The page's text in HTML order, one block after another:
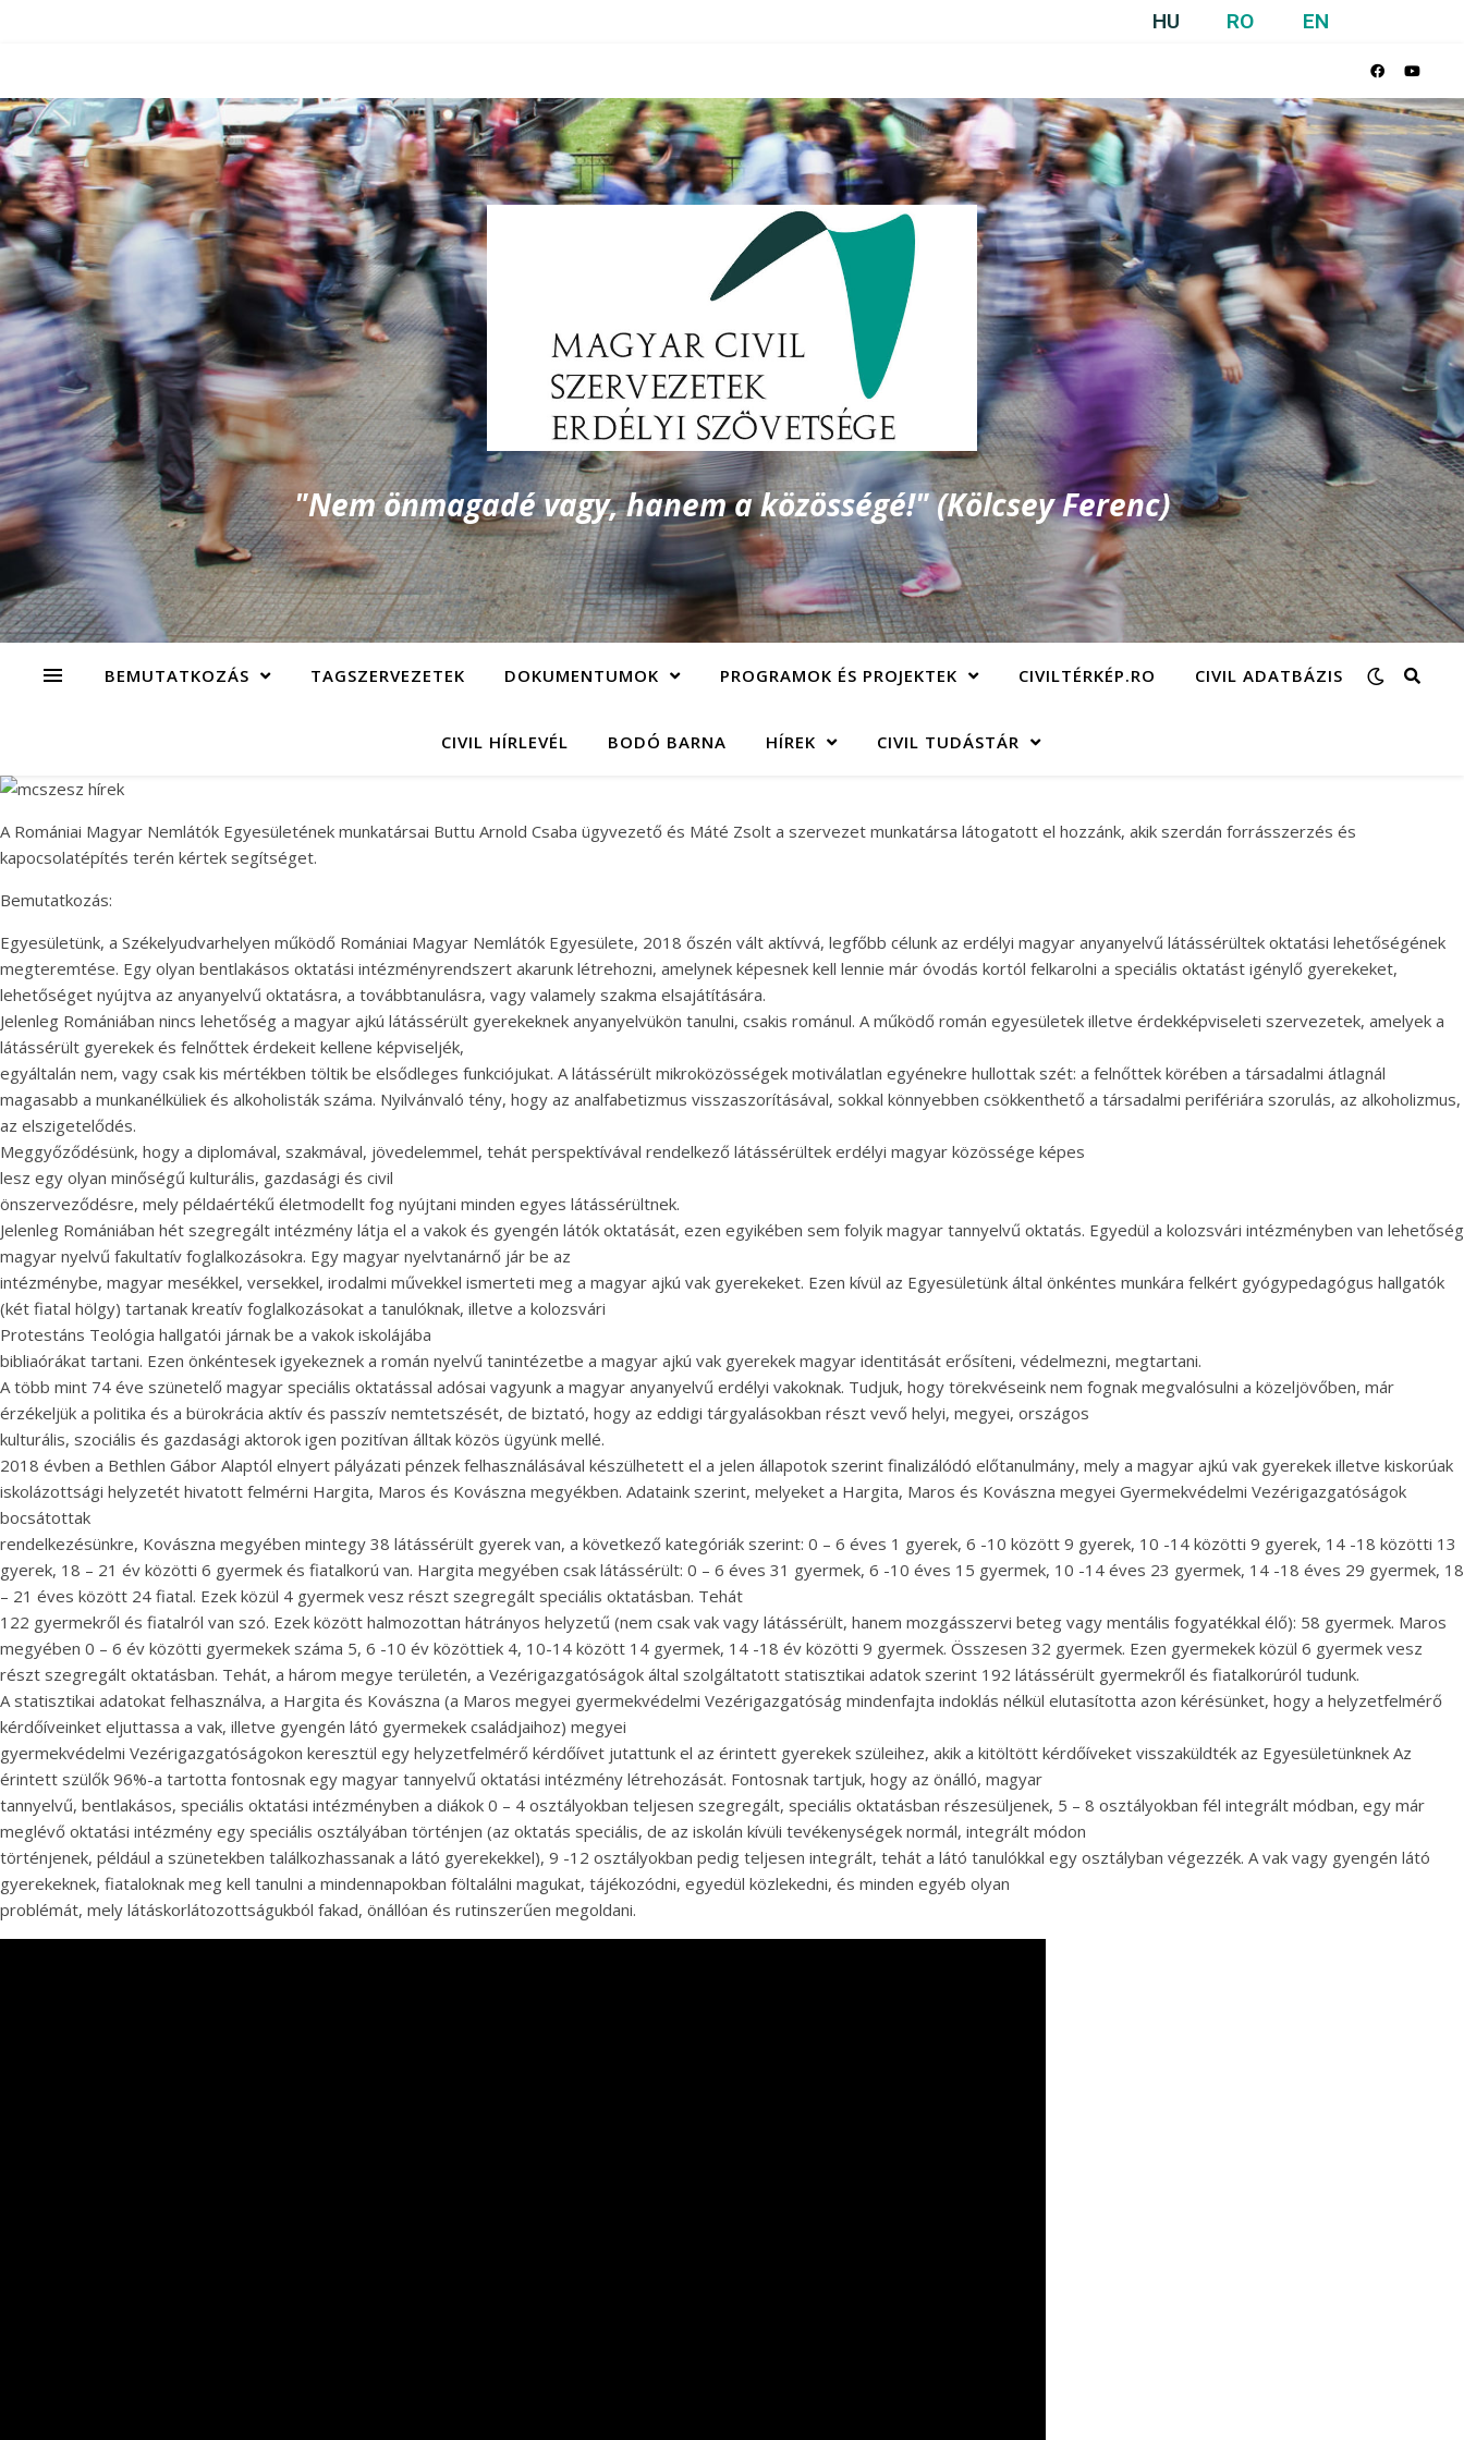
HU RO EN
"Nem önmagadé vagy, hanem a közösségé!" (Kölcsey Ferenc)
BEMUTATKOZÁS TAGSZERVEZETEK DOKUMENTUMOK PROGRAMOK ÉS PROJEKTEK CIVILTÉRKÉP.RO CIVIL ADATBÁZIS
CIVIL HÍRLEVÉL BODÓ BARNA HÍREK CIVIL TUDÁSTÁR
A Romániai Magyar Nemlátók Egyesületének munkatársai Buttu Arnold Csaba ügyvezető és Máté Zsolt a szervezet munkatársa látogatott el hozzánk, akik szerdán forrásszerzés és
kapocsolatépítés terén kértek segítséget.
Bemutatkozás:
Egyesületünk, a Székelyudvarhelyen működő Romániai Magyar Nemlátók Egyesülete, 2018 őszén vált aktívvá, legfőbb célunk az erdélyi magyar anyanyelvű látássérültek oktatási lehetőségének
megteremtése. Egy olyan bentlakásos oktatási intézményrendszert akarunk létrehozni, amelynek képesnek kell lennie már óvodás kortól felkarolni a speciális oktatást igénylő gyerekeket,
lehetőséget nyújtva az anyanyelvű oktatásra, a továbbtanulásra, vagy valamely szakma elsajátítására.
Jelenleg Romániában nincs lehetőség a magyar ajkú látássérült gyerekeknek anyanyelvükön tanulni, csakis románul. A működő román egyesületek illetve érdekképviseleti szervezetek, amelyek a
látássérült gyerekek és felnőttek érdekeit kellene képviseljék,
egyáltalán nem, vagy csak kis mértékben töltik be elsődleges funkciójukat. A látássérült mikroközösségek motiválatlan egyénekre hullottak szét: a felnőttek körében a társadalmi átlagnál
magasabb a munkanélküliek és alkoholisták száma. Nyilvánvaló tény, hogy az analfabetizmus visszaszorításával, sokkal könnyebben csökkenthető a társadalmi perifériára szorulás, az alkoholizmus,
az elszigetelődés.
Meggyőződésünk, hogy a diplomával, szakmával, jövedelemmel, tehát perspektívával rendelkező látássérültek erdélyi magyar közössége képes
lesz egy olyan minőségű kulturális, gazdasági és civil
önszerveződésre, mely példaértékű életmodellt fog nyújtani minden egyes látássérültnek.
Jelenleg Romániában hét szegregált intézmény látja el a vakok és gyengén látók oktatását, ezen egyikében sem folyik magyar tannyelvű oktatás. Egyedül a kolozsvári intézményben van lehetőség
magyar nyelvű fakultatív foglalkozásokra. Egy magyar nyelvtanárnő jár be az
intézménybe, magyar mesékkel, versekkel, irodalmi művekkel ismerteti meg a magyar ajkú vak gyerekeket. Ezen kívül az Egyesületünk által önkéntes munkára felkért gyógypedagógus hallgatók
(két fiatal hölgy) tartanak kreatív foglalkozásokat a tanulóknak, illetve a kolozsvári
Protestáns Teológia hallgatói járnak be a vakok iskolájába
bibliaórákat tartani. Ezen önkéntesek igyekeznek a román nyelvű tanintézetbe a magyar ajkú vak gyerekek magyar identitását erősíteni, védelmezni, megtartani.
A több mint 74 éve szünetelő magyar speciális oktatással adósai vagyunk a magyar anyanyelvű erdélyi vakoknak. Tudjuk, hogy törekvéseink nem fognak megvalósulni a közeljövőben, már
érzékeljük a politika és a bürokrácia aktív és passzív nemtetszését, de biztató, hogy az eddigi tárgyalásokban részt vevő helyi, megyei, országos
kulturális, szociális és gazdasági aktorok igen pozitívan álltak közös ügyünk mellé.
2018 évben a Bethlen Gábor Alaptól elnyert pályázati pénzek felhasználásával készülhetett el a jelen állapotok szerint finalizálódó előtanulmány, mely a magyar ajkú vak gyerekek illetve kiskorúak
iskolázottsági helyzetét hivatott felmérni Hargita, Maros és Kovászna megyékben. Adataink szerint, melyeket a Hargita, Maros és Kovászna megyei Gyermekvédelmi Vezérigazgatóságok
bocsátottak
rendelkezésünkre, Kovászna megyében mintegy 38 látássérült gyerek van, a következő kategóriák szerint: 0 – 6 éves 1 gyerek, 6 -10 között 9 gyerek, 10 -14 közötti 9 gyerek, 14 -18 közötti 13
gyerek, 18 – 21 év közötti 6 gyermek és fiatalkorú van. Hargita megyében csak látássérült: 0 – 6 éves 31 gyermek, 6 -10 éves 15 gyermek, 10 -14 éves 23 gyermek, 14 -18 éves 29 gyermek, 18
– 21 éves között 24 fiatal. Ezek közül 4 gyermek vesz részt szegregált speciális oktatásban. Tehát
122 gyermekről és fiatalról van szó. Ezek között halmozottan hátrányos helyzetű (nem csak vak vagy látássérült, hanem mozgásszervi beteg vagy mentális fogyatékkal élő): 58 gyermek. Maros
megyében 0 – 6 év közötti gyermekek száma 5, 6 -10 év közöttiek 4, 10-14 között 14 gyermek, 14 -18 év közötti 9 gyermek. Összesen 32 gyermek. Ezen gyermekek közül 6 gyermek vesz
részt szegregált oktatásban. Tehát, a három megye területén, a Vezérigazgatóságok által szolgáltatott statisztikai adatok szerint 192 látássérült gyermekről és fiatalkorúról tudunk.
A statisztikai adatokat felhasználva, a Hargita és Kovászna (a Maros megyei gyermekvédelmi Vezérigazgatóság mindenfajta indoklás nélkül elutasította azon kérésünket, hogy a helyzetfelmérő
kérdőíveinket eljuttassa a vak, illetve gyengén látó gyermekek családjaihoz) megyei
gyermekvédelmi Vezérigazgatóságokon keresztül egy helyzetfelmérő kérdőívet jutattunk el az érintett gyerekek szüleihez, akik a kitöltött kérdőíveket visszaküldték az Egyesületünknek Az
érintett szülők 96%-a tartotta fontosnak egy magyar tannyelvű oktatási intézmény létrehozását. Fontosnak tartjuk, hogy az önálló, magyar
tannyelvű, bentlakásos, speciális oktatási intézményben a diákok 0 – 4 osztályokban teljesen szegregált, speciális oktatásban részesüljenek, 5 – 8 osztályokban fél integrált módban, egy már
meglévő oktatási intézmény egy speciális osztályában történjen (az oktatás speciális, de az iskolán kívüli tevékenységek normál, integrált módon
történjenek, például a szünetekben találkozhassanak a látó gyerekekkel), 9 -12 osztályokban pedig teljesen integrált, tehát a látó tanulókkal egy osztályban végezzék. A vak vagy gyengén látó
gyerekeknek, fiataloknak meg kell tanulni a mindennapokban föltalálni magukat, tájékozódni, egyedül közlekedni, és minden egyéb olyan
problémát, mely látáskorlátozottságukból fakad, önállóan és rutinszerűen megoldani.